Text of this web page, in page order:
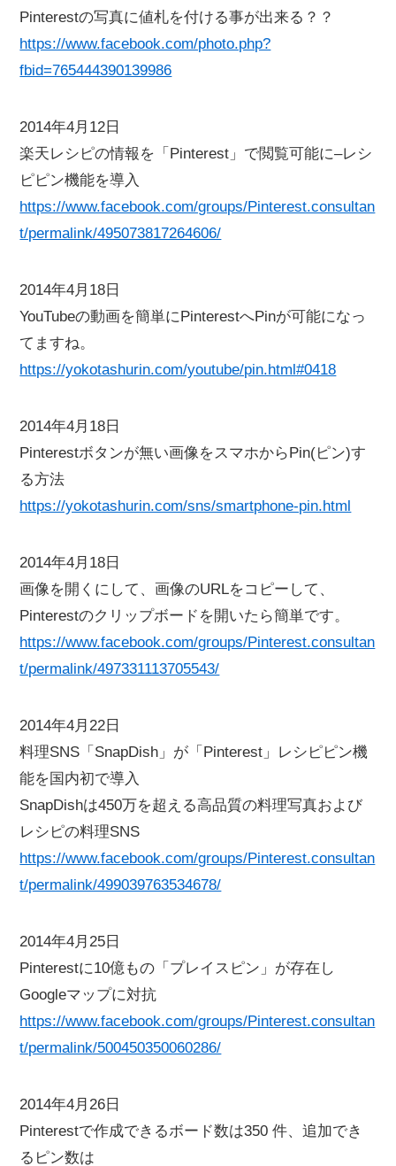
Pinterestの写真に値札を付ける事が出来る？？
https://www.facebook.com/photo.php?
fbid=765444390139986
2014年4月12日
楽天レシピの情報を「Pinterest」で閲覧可能に–レシ
ピピン機能を導入
https://www.facebook.com/groups/Pinterest.consultan
t/permalink/495073817264606/
2014年4月18日
YouTubeの動画を簡単にPinterestへPinが可能になっ
てますね。
https://yokotashurin.com/youtube/pin.html#0418
2014年4月18日
Pinterestボタンが無い画像をスマホからPin(ピン)す
る方法
https://yokotashurin.com/sns/smartphone-pin.html
2014年4月18日
画像を開くにして、画像のURLをコピーして、
Pinterestのクリップボードを開いたら簡単です。
https://www.facebook.com/groups/Pinterest.consultan
t/permalink/497331113705543/
2014年4月22日
料理SNS「SnapDish」が「Pinterest」レシピピン機
能を国内初で導入
SnapDishは450万を超える高品質の料理写真および
レシピの料理SNS
https://www.facebook.com/groups/Pinterest.consultan
t/permalink/499039763534678/
2014年4月25日
Pinterestに10億もの「プレイスピン」が存在し
Googleマップに対抗
https://www.facebook.com/groups/Pinterest.consultan
t/permalink/500450350060286/
2014年4月26日
Pinterestで作成できるボード数は350 件、追加でき
るピン数は